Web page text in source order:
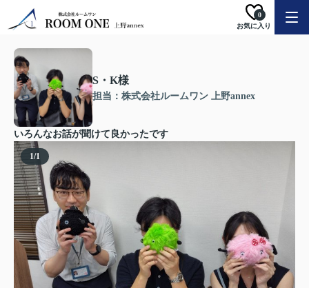
お気に入り
0
S・K様
担当：株式会社ルームワン 上野annex
いろんなお話が聞けて良かったです
1/1